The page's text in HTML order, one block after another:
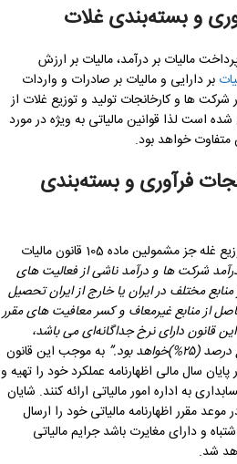
و بسته‌بندی غلات
مالیات بر درآمد، مالیات بر ارزش
بر دارایی و مالیات بر صادرات و واردات
شرکت ها و کارخانجات تولید و توزیع غلات از
است لذا قوانین مالیاتی به ویژه در مورد
خواهد بود.
فرآوری و بسته‌بندی
شرکت های و کارخانجات تولید و توزیع غله جز مشمولین ماده 105 قانون مالیات
شرکت ‌ها و درآمد ناشی از فعالیت‌ های
مختلف در ایران یا خارج از ایران تحصیل
از منابع غیرمعاف و کسر معافیت ‌های مقرر
قانون دارای نرخ جداگانه‌ای می ‌باشد،
درصد (۲۵% )خواهد بود.” به موجب این قانون
سال مالی اظهارنامه عملکرد خود را تهیه و
به اداره امور مالیاتی ارائه کنند. شایان
مقرر اظهارنامه مالیاتی خود را ارسال
و دارای مغایرت باشد جرایم مالیاتی
شد.